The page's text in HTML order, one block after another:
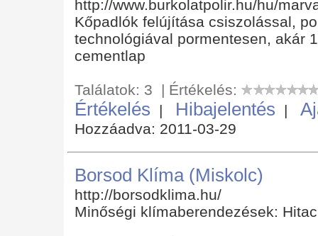
http://www.burkolatpolir.hu/hu/
Kőpadlók felújítása csiszolással,
technológiával pormentesen, akár
cementlap
Találatok: 3 | Értékelés:
Értékelés | Hibajelentés |
Hozzáadva: 2011-03-29
Borsod Klíma (Miskolc)
http://borsodklima.hu/
Minőségi klímaberendezések: